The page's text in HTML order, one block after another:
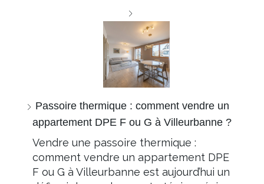
Passoire thermique : comment vendre un
appartement DPE F ou G à Villeurbanne ?
Vendre une passoire thermique :
comment vendre un appartement DPE
F ou G à Villeurbanne est aujourd’hui un